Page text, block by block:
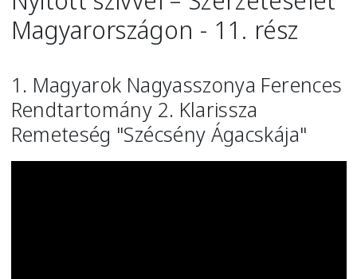
Magyarországon - 11. rész
1. Magyarok Nagyasszonya Ferences
Rendtartomány 2. Klarissza
Remeteség "Szécsény Ágacskája"